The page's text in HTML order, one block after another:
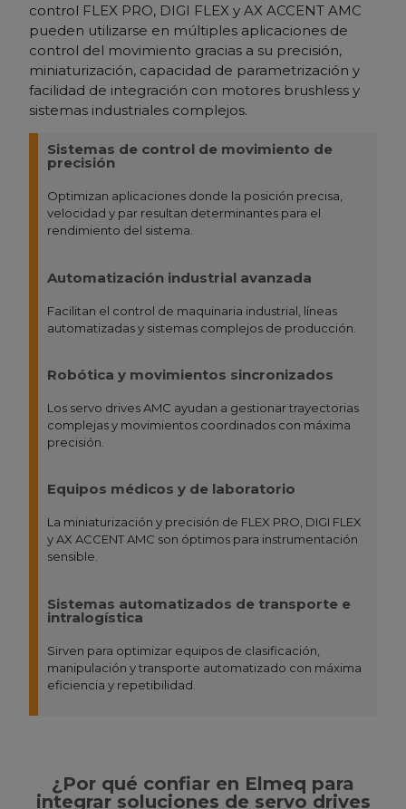
control FLEX PRO, DIGI FLEX y AX ACCENT AMC
pueden utilizarse en múltiples aplicaciones de
control del movimiento gracias a su precisión,
miniaturización, capacidad de parametrización y
facilidad de integración con motores brushless y
sistemas industriales complejos.
Sistemas de control de movimiento de
precisión
Optimizan aplicaciones donde la posición precisa,
velocidad y par resultan determinantes para el
rendimiento del sistema.
Automatización industrial avanzada
Facilitan el control de maquinaria industrial, líneas
automatizadas y sistemas complejos de producción.
Robótica y movimientos sincronizados
Los servo drives AMC ayudan a gestionar trayectorias
complejas y movimientos coordinados con máxima
precisión.
Equipos médicos y de laboratorio
La miniaturización y precisión de FLEX PRO, DIGI FLEX
y AX ACCENT AMC son óptimos para instrumentación
sensible.
Sistemas automatizados de transporte e
intralogística
Sirven para optimizar equipos de clasificación,
manipulación y transporte automatizado con máxima
eficiencia y repetibilidad.
¿Por qué confiar en Elmeq para
integrar soluciones de servo drives